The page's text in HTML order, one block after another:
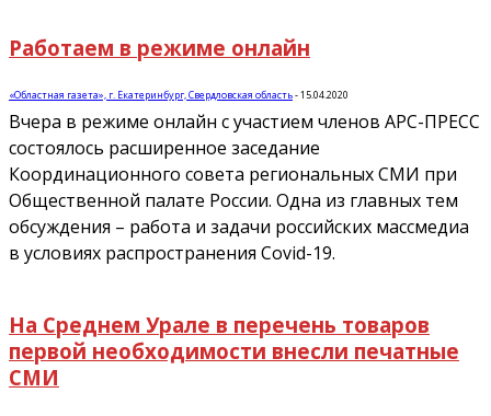
Работаем в режиме онлайн
«Областная газета», г. Екатеринбург, Свердловская область-15.04.2020
Вчера в режиме онлайн с участием членов АРС-ПРЕСС
состоялось расширенное заседание
Координационного совета региональных СМИ при
Общественной палате России. Одна из главных тем
обсуждения – работа и задачи российских массмедиа
в условиях распространения Covid-19.
На Среднем Урале в перечень товаров
первой необходимости внесли печатные
СМИ